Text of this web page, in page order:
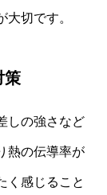
切です。
策
しの強さなど
熱の伝導率が
く感じること